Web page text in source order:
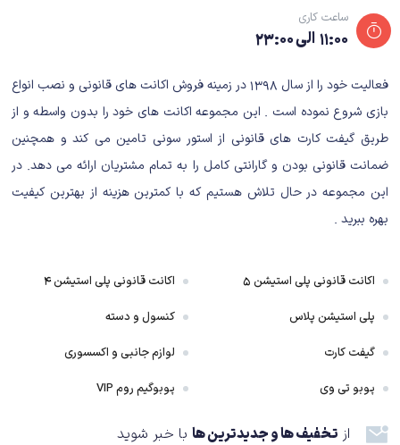
می‌شود گزینه‌های بیشتری برای مبارزه مستقیم با زامبی‌ها در اختیارتان قرار بگیرد و
در واقع بخش اکشن بازی را پررنگ‌تر می‌کند. و انتخاب گروه بازمانده‌ها باعث
مبارزات و مهارت های ایدن در بازی
حسابی آزارتان می‌دهند و موقعیت‌های این‌چنینی خیلی خوب آن جنبه‌های ترسناک
ساعت کاری
۱۱:۰۰ الی ۲۳:۰۰
فعالیت خود را از سال ۱۳۹۸ در زمینه فروش اکانت های قانونی و نصب انواع
بازی شروع نموده است . این مجموعه اکانت های خود را بدون واسطه و از
طریق گیفت کارت های قانونی از استور سونی تامین می کند و همچنین
ضمانت قانونی بودن و گارانتی کامل را به تمام مشتریان ارائه می دهد. در
این مجموعه در حال تلاش هستیم که با کمترین هزینه از بهترین کیفیت
بهره ببرید .
اکانت قانونی پلی استیشن ۵
پلی استیشن پلاس
گیفت کارت
پوبو تی وی
اکانت قانونی پلی استیشن ۴
کنسول و دسته
لوازم جانبی و اکسسوری
پوبوگیم روم VIP
از تخفیف ها و جدیدترین ها با خبر شوید